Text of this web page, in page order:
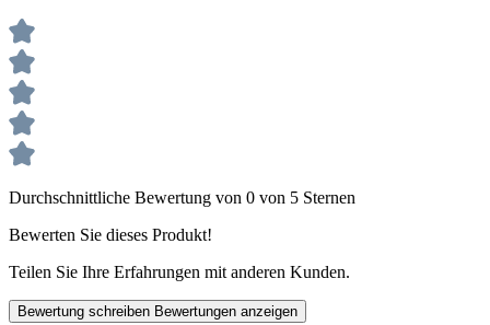
Durchschnittliche Bewertung von 0 von 5 Sternen
Bewerten Sie dieses Produkt!
Teilen Sie Ihre Erfahrungen mit anderen Kunden.
Bewertung schreiben Bewertungen anzeigen